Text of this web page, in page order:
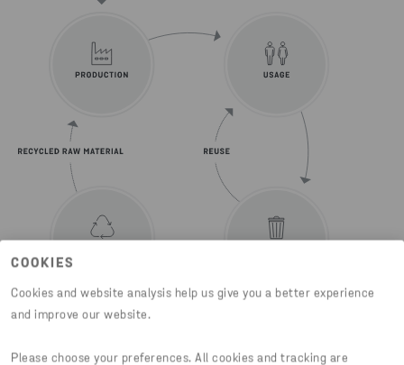
COOKIES
Cookies and website analysis help us give you a better experience
and improve our website.
Please choose your preferences. All cookies and tracking are